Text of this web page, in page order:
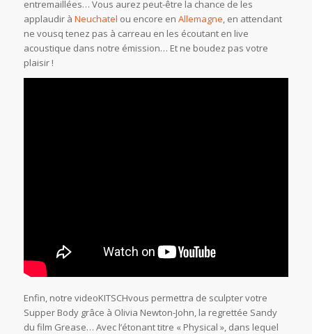
entremaillées… Vous aurez peut-être la chance de les
applaudir à Neuchatel ou encore en Allemagne, en attendant
ne vousq tenez pas à carreau en les écoutant en live
acoustique dans notre émission… Et ne boudez pas votre
plaisir !
Enfin, notre videoKITSCHvous permettra de sculpter votre
Supper Body grâce à Olivia Newton-John, la regrettée Sandy
du film Grease… Avec l’étonant titre « Physical », dans lequel